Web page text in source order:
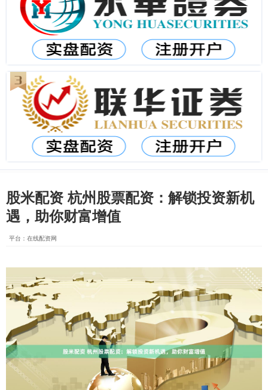
股米配资 杭州股票配资：解锁投资新机
遇，助你财富增值
平台：在线配资网